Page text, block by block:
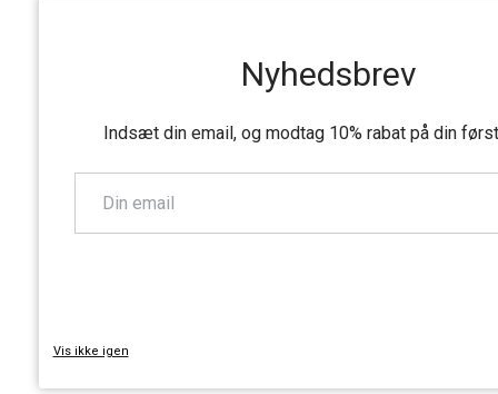
Nyhedsbrev
Indsæt din email, og modtag 10% rabat på din
Vis ikke igen